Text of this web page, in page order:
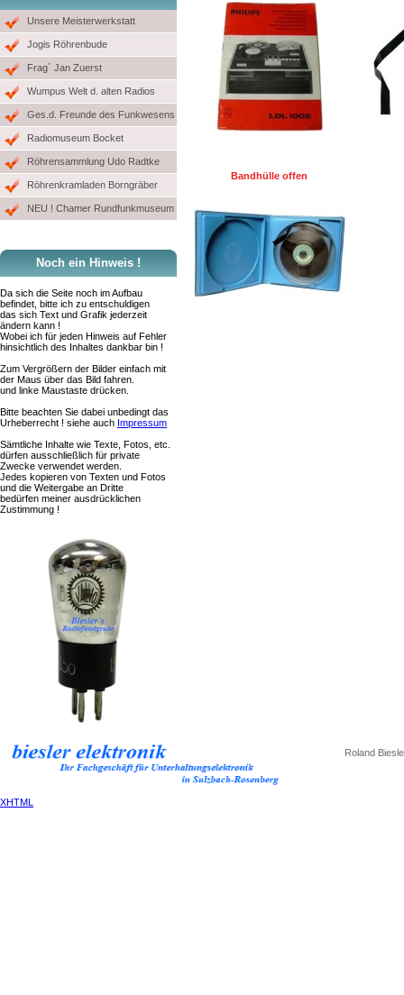
Unsere Meisterwerkstatt
Jogis Röhrenbude
Frag´ Jan Zuerst
Wumpus Welt d. alten Radios
Ges.d. Freunde des Funkwesens
Radiomuseum Bocket
Röhrensammlung Udo Radtke
Röhrenkramladen Borngräber
NEU ! Chamer Rundfunkmuseum
Noch ein Hinweis !
Da sich die Seite noch im Aufbau
befindet, bitte ich zu entschuldigen
das sich Text und Grafik jederzeit
ändern kann !
Wobei ich für jeden Hinweis auf Fehler
hinsichtlich des Inhaltes dankbar bin !
Zum Vergrößern der Bilder einfach mit
der Maus über das Bild fahren.
und linke Maustaste drücken.
Bitte beachten Sie dabei unbedingt das
Urheberrecht ! siehe auch Impressum
Sämtliche Inhalte wie Texte, Fotos, etc.
dürfen ausschließlich für private
Zwecke verwendet werden.
Jedes kopieren von Texten und Fotos
und die Weitergabe an Dritte
bedürfen meiner ausdrücklichen
Zustimmung !
Bandhülle offen
Roland
XHTML